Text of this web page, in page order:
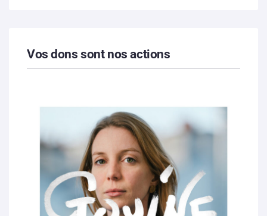
Vos dons sont nos actions